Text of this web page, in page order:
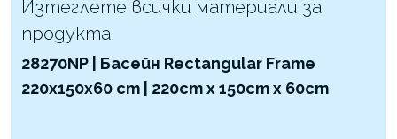
Изтеглете всички материали за
продукта
28270NP | Басейн Rectangular Frame
220x150x60 cm | 220cm x 150cm x 60cm